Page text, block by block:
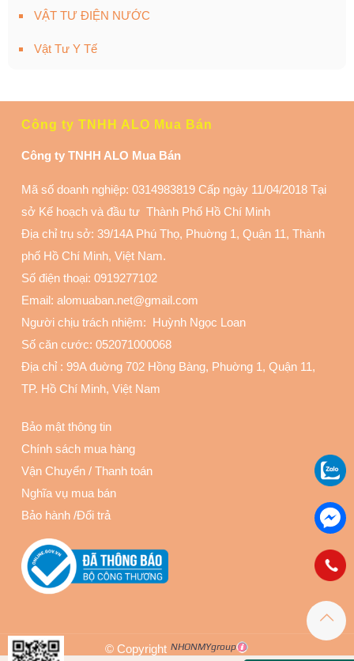
VẬT TƯ ĐIỆN NƯỚC
Vật Tư Y Tế
Công ty TNHH ALO Mua Bán
Công ty TNHH ALO Mua Bán
Mã số doanh nghiệp: 0314983819 Cấp ngày 11/04/2018 Tại
sở Kế hoạch và đầu tư Thành Phố Hồ Chí Minh
Địa chỉ trụ sở: 39/14A Phú Thọ, Phuờng 1, Quận 11, Thành
phố Hồ Chí Minh, Việt Nam.
Số điện thoại: 0919277102
Email: alomuaban.net@gmail.com
Người chịu trách nhiệm: Huỳnh Ngọc Loan
Số căn cước: 052071000068
Địa chỉ : 99A đuờng 702 Hồng Bàng, Phuờng 1, Quận 11,
TP. Hồ Chí Minh, Việt Nam
Bảo mật thông tin
Chính sách mua hàng
Vận Chuyển / Thanh toán
Nghĩa vụ mua bán
Bảo hành /Đổi trả
© Copyright